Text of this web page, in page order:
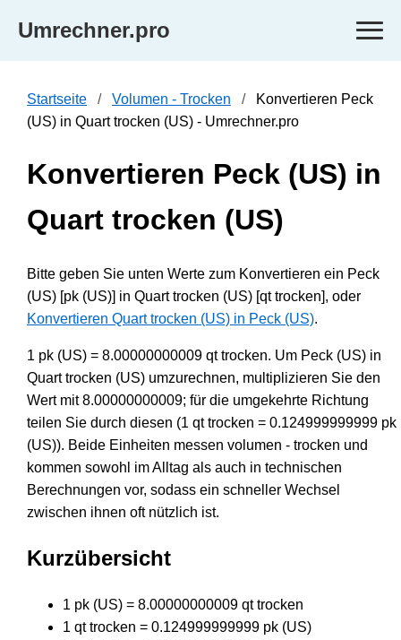
Umrechner.pro
Startseite Volumen - Trocken
Konvertieren Peck
(US) in Quart trocken (US) - Umrechner.pro
Konvertieren Peck (US) in
Quart trocken (US)
Bitte geben Sie unten Werte zum Konvertieren ein Peck
(US) [pk (US)] in Quart trocken (US) [qt trocken], oder
Konvertieren Quart trocken (US) in Peck (US).
1 pk (US) = 8.00000000009 qt trocken. Um Peck (US) in
Quart trocken (US) umzurechnen, multiplizieren Sie den
Wert mit 8.00000000009; für die umgekehrte Richtung
teilen Sie durch diesen (1 qt trocken = 0.124999999999 pk
(US)). Beide Einheiten messen volumen - trocken und
kommen sowohl im Alltag als auch in technischen
Berechnungen vor, sodass ein schneller Wechsel
zwischen ihnen oft nützlich ist.
Kurzübersicht
1 pk (US) = 8.00000000009 qt trocken
1 qt trocken = 0.124999999999 pk (US)